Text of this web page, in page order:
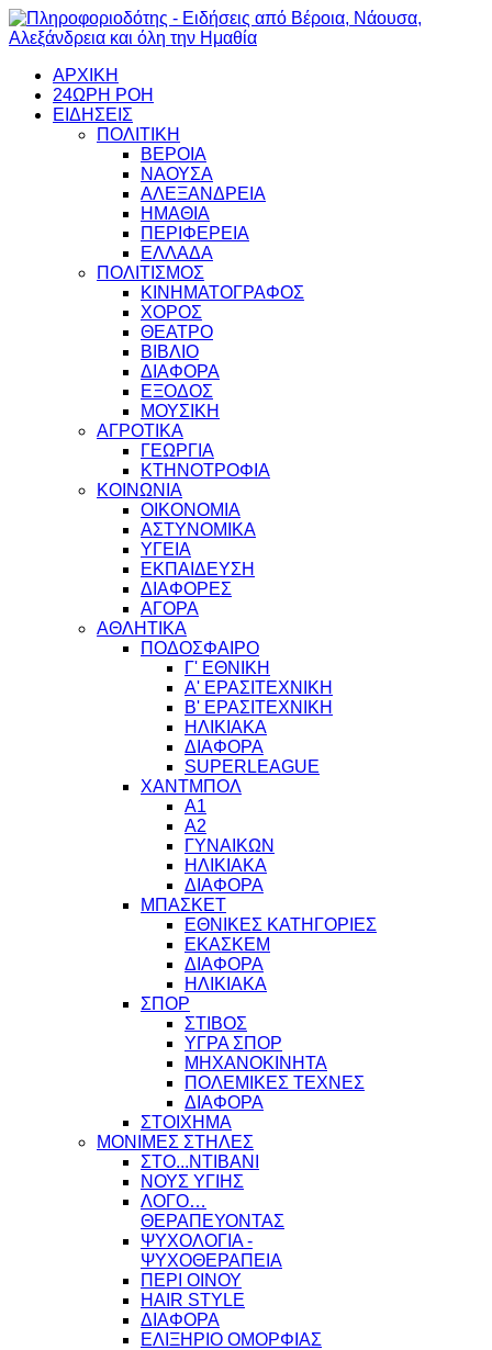
ΑΡΧΙΚΗ
24ΩΡΗ ΡΟΗ
ΕΙΔΗΣΕΙΣ
ΠΟΛΙΤΙΚΗ
ΒΕΡΟΙΑ
ΝΑΟΥΣΑ
ΑΛΕΞΑΝΔΡΕΙΑ
ΗΜΑΘΙΑ
ΠΕΡΙΦΕΡΕΙΑ
ΕΛΛΑΔΑ
ΠΟΛΙΤΙΣΜΟΣ
ΚΙΝΗΜΑΤΟΓΡΑΦΟΣ
ΧΟΡΟΣ
ΘΕΑΤΡΟ
ΒΙΒΛΙΟ
ΔΙΑΦΟΡΑ
ΕΞΟΔΟΣ
ΜΟΥΣΙΚΗ
ΑΓΡΟΤΙΚΑ
ΓΕΩΡΓΙΑ
ΚΤΗΝΟΤΡΟΦΙΑ
ΚΟΙΝΩΝΙΑ
ΟΙΚΟΝΟΜΙΑ
ΑΣΤΥΝΟΜΙΚΑ
ΥΓΕΙΑ
ΕΚΠΑΙΔΕΥΣΗ
ΔΙΑΦΟΡΕΣ
ΑΓΟΡΑ
ΑΘΛΗΤΙΚΑ
ΠΟΔΟΣΦΑΙΡΟ
Γ' ΕΘΝΙΚΗ
Α' ΕΡΑΣΙΤΕΧΝΙΚΗ
Β' ΕΡΑΣΙΤΕΧΝΙΚΗ
ΗΛΙΚΙΑΚΑ
ΔΙΑΦΟΡΑ
SUPERLEAGUE
ΧΑΝΤΜΠΟΛ
Α1
Α2
ΓΥΝΑΙΚΩΝ
ΗΛΙΚΙΑΚΑ
ΔΙΑΦΟΡΑ
ΜΠΑΣΚΕΤ
ΕΘΝΙΚΕΣ ΚΑΤΗΓΟΡΙΕΣ
ΕΚΑΣΚΕΜ
ΔΙΑΦΟΡΑ
ΗΛΙΚΙΑΚΑ
ΣΠΟΡ
ΣΤΙΒΟΣ
ΥΓΡΑ ΣΠΟΡ
ΜΗΧΑΝΟΚΙΝΗΤΑ
ΠΟΛΕΜΙΚΕΣ ΤΕΧΝΕΣ
ΔΙΑΦΟΡΑ
ΣΤΟΙΧΗΜΑ
ΜΟΝΙΜΕΣ ΣΤΗΛΕΣ
ΣΤΟ...ΝΤΙΒΑΝΙ
ΝΟΥΣ ΥΓΙΗΣ
ΛΟΓΟ…
ΘΕΡΑΠΕΥΟΝΤΑΣ
ΨΥΧΟΛΟΓΙΑ -
ΨΥΧΟΘΕΡΑΠΕΙΑ
ΠΕΡΙ ΟΙΝΟΥ
HAIR STYLE
ΔΙΑΦΟΡΑ
ΕΛΙΞΗΡΙΟ ΟΜΟΡΦΙΑΣ